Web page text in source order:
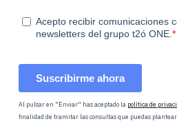
Al pulsar en "Enviar" has aceptado la política de
finalidad de tramitar las consultas que puedas